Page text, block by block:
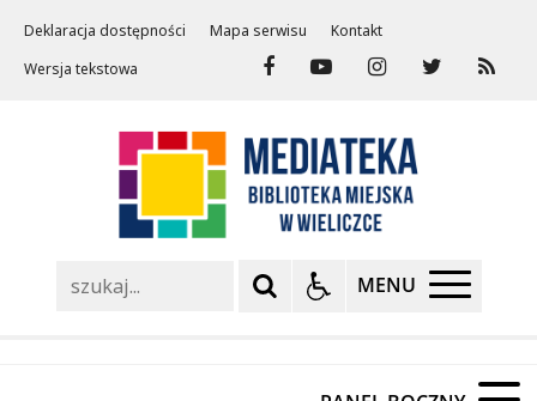
Deklaracja dostępności Mapa serwisu
Kontakt
Wersja tekstowa
MENU